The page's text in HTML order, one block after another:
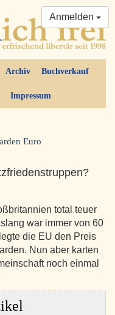
Archiv Buchverkauf
Impressum
Anmelden
Euro
total teuer
war immer von 60
die EU den Preis
Nun aber karten
noch einmal